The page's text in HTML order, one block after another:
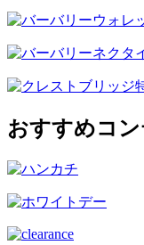
おすすめコ